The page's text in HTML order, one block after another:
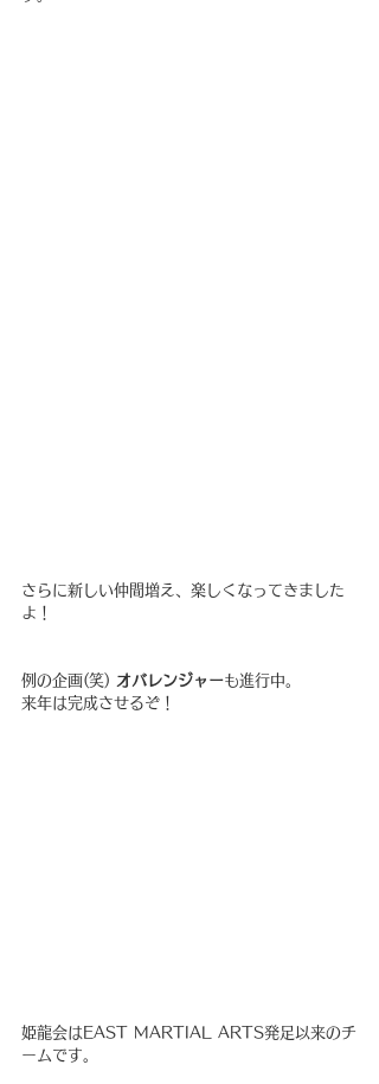
さらに新しい仲間増え、楽しくなってきました
よ！
例の企画(笑) オバレンジャーも進行中。
来年は完成させるぞ！
姫龍会はEAST MARTIAL ARTS発足以来のチ
ームです。